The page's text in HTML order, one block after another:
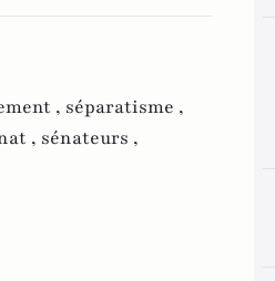
, séparatisme ,
, sénateurs ,